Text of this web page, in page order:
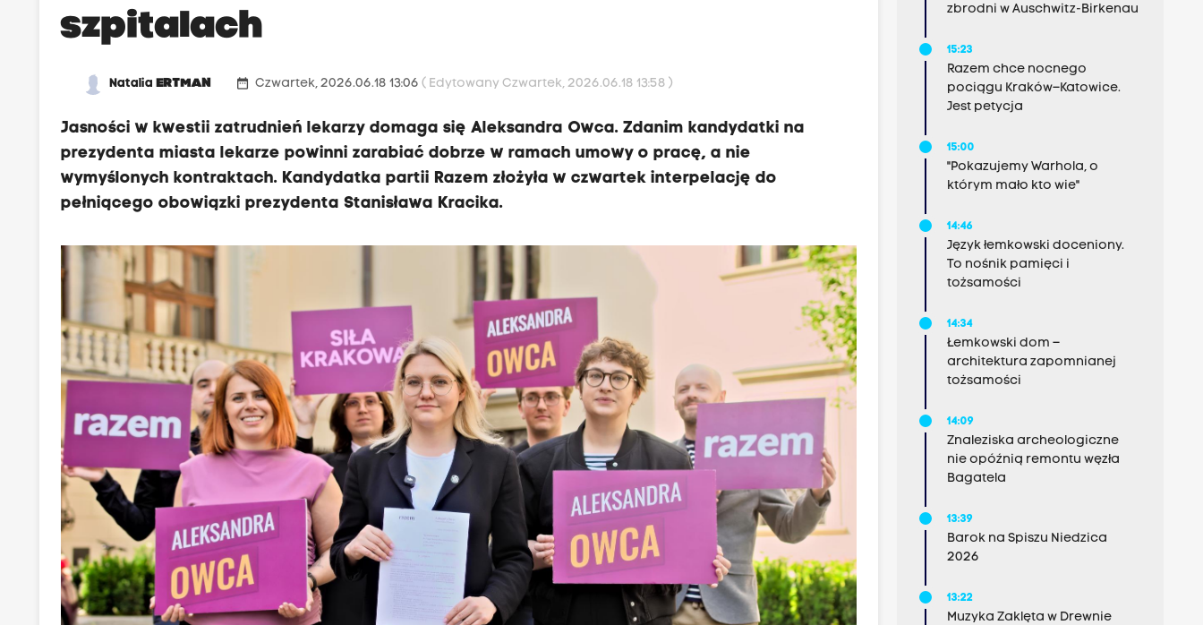
szpitalach
NataliaERTMAN date_range Czwartek, 2026.06.18 13:06( Edytowany Czwartek, 2026.06.18 13:58 )
Jasności w kwestii zatrudnień lekarzy domaga się Aleksandra Owca. Zdanim kandydatki na
prezydenta miasta lekarze powinni zarabiać dobrze w ramach umowy o pracę, a nie
wymyślonych kontraktach. Kandydatka partii Razem złożyła w czwartek interpelację do
pełniącego obowiązki prezydenta Stanisława Kracika.
zbrodni w Auschwitz-Birkenau
15:23
Razem chce nocnego
pociągu Kraków–Katowice.
Jest petycja
15:00
"Pokazujemy Warhola, o
którym mało kto wie"
14:46
Język łemkowski doceniony.
To nośnik pamięci i
tożsamości
14:34
Łemkowski dom –
architektura zapomnianej
tożsamości
14:09
Znaleziska archeologiczne
nie opóźnią remontu węzła
Bagatela
13:39
Barok na Spiszu Niedzica
2026
13:22
Muzyka Zaklęta w Drewnie